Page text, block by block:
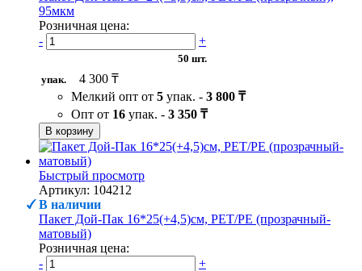
95мкм
Розничная цена:
-
+
50 шт.
упак.
4 300 ₸
Мелкий опт от 5 упак. - 3 800 ₸
Опт от 16 упак. - 3 350 ₸
В корзину
Быстрый просмотр
Артикул: 104212
В наличии
Пакет Дой-Пак 16*25(+4,5)см, PET/PE (прозрачный-
матовый)
Розничная цена:
-
+